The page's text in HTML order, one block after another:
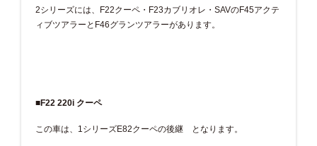
2シリーズには、F22クーペ・F23カブリオレ・SAVのF45アクテ
ィブツアラーとF46グランツアラーがあります。
■F22 220i クーペ
この車は、1シリーズE82クーペの後継 となります。